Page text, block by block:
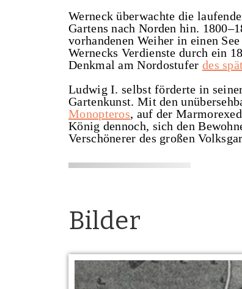
Werneck überwachte die
Gartens nach Norden hin.
vorhandenen Weiher in einen
Wernecks Verdienste durch ein
Denkmal am Nordostufer des
Ludwig I. selbst förderte in
Gartenkunst. Mit den
Monopteros, auf der
König dennoch, sich den
Verschönerer des großen
Bilder